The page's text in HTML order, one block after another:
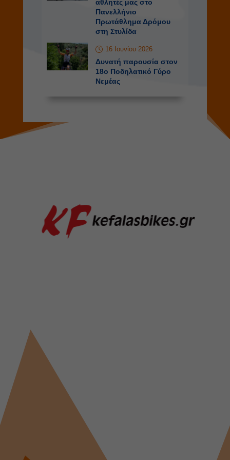
αθλητές μας στο
Πανελλήνιο
Πρωτάθλημα Δρόμου
στη Στυλίδα
16 Ιουνίου 2026
Δυνατή παρουσία στον
18ο Ποδηλατικό Γύρο
Νεμέας